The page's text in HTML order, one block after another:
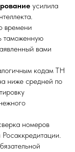
усилила
времени
таможенную
вами
кодам ТН
ниже средней по
номеров